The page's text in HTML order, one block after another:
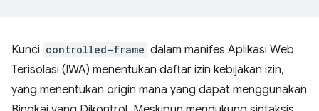
Kunci controlled-frame dalam manifes Aplikasi Web
Terisolasi (IWA) menentukan daftar izin kebijakan izin,
yang menentukan origin mana yang dapat menggunakan